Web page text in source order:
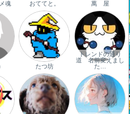
魂 おててと。 萬 屋
たつ坊
トレンドの通り
道 名前変えまし
た…